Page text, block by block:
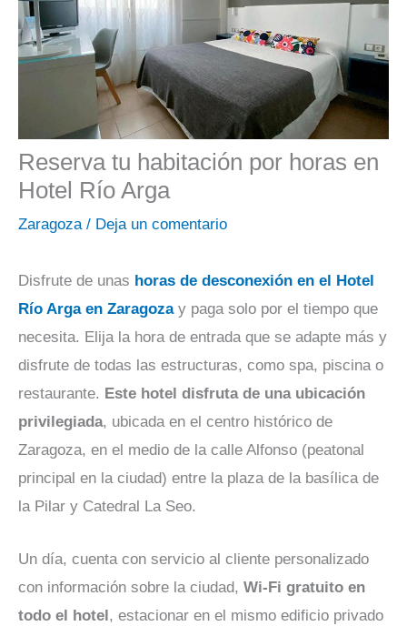
Reserva tu habitación por horas en
Hotel Río Arga
Zaragoza/ Deja un comentario
Disfrute de unas horas de desconexión en el Hotel
Río Arga en Zaragozay paga solo por el tiempo que
necesita. Elija la hora de entrada que se adapte más y
disfrute de todas las estructuras, como spa, piscina o
restaurante. Este hotel disfruta de una ubicación
privilegiada, ubicada en el centro histórico de
Zaragoza, en el medio de la calle Alfonso (peatonal
principal en la ciudad) entre la plaza de la basílica de
la Pilar y Catedral La Seo.
Un día, cuenta con servicio al cliente personalizado
con información sobre la ciudad, Wi-Fi gratuito en
todo el hotel , estacionar en el mismo edificio privado